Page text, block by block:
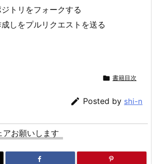
トリをフォークする
しをプルリクエストを送る
 書籍目次
 Posted by shi-n
アお願いします